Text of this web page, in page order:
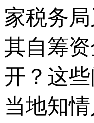
家税务
其自筹
开？这
当地知